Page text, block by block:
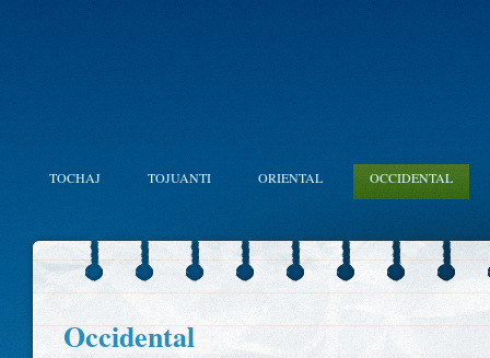
TOCHAJ TOJUANTI ORIENTAL OCCIDENTAL
Occidental